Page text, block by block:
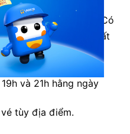
46 chỗ. Xe giường
và nội thất hiện đại. Có
tạo sự thoải mái nhất
và 21h hằng ngày
tùy địa điểm.